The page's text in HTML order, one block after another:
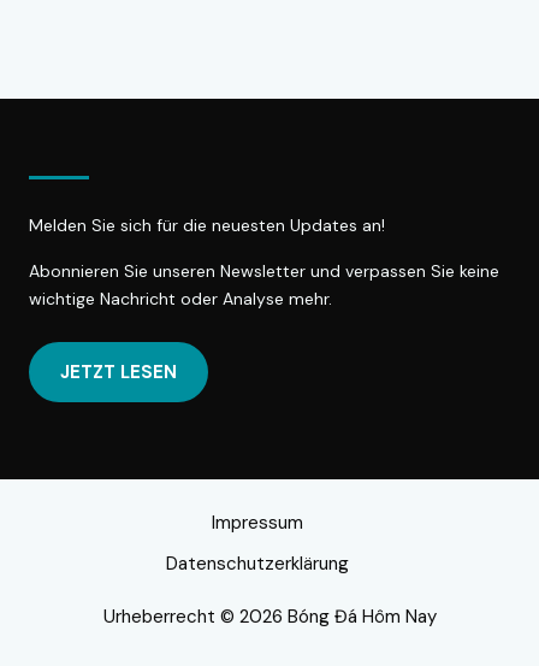
Melden Sie sich für die neuesten Updates an!
Abonnieren Sie unseren Newsletter und verpassen Sie keine
wichtige Nachricht oder Analyse mehr.
JETZT LESEN
Impressum
Datenschutzerklärung
Urheberrecht © 2026 Bóng Đá Hôm Nay